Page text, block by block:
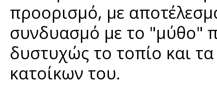
προορισμό, με
συνδυασμό με το "μύθο"
δυστυχώς το τοπίο και
κατοίκων του.